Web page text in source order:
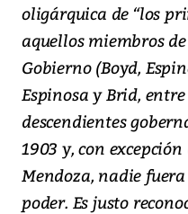
oligárquica de “los
aquellos miembros
Gobierno (Boyd,
Espinosa y Brid,
descendientes
1903 y, con
Mendoza, nadie
poder. Es justo